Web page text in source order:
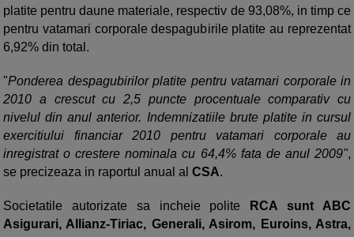
platite pentru daune materiale, respectiv de 93,08%, in timp ce
pentru vatamari corporale despagubirile platite au reprezentat
6,92% din total.
"Ponderea despagubirilor platite pentru vatamari corporale in
2010 a crescut cu 2,5 puncte procentuale comparativ cu
nivelul din anul anterior. Indemnizatiile brute platite in cursul
exercitiului financiar 2010 pentru vatamari corporale au
inregistrat o crestere nominala cu 64,4% fata de anul 2009",
se precizeaza in raportul anual al CSA.
Societatile autorizate sa incheie polite
RCA sunt ABC
Asigurari, Allianz-Tiriac, Generali, Asirom, Euroins, Astra,